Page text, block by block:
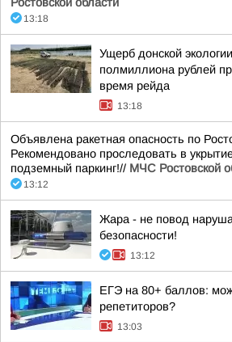
13:18
Ущерб донской
полмиллиона рублей
время рейда
13:18
Объявлена ракетная опасность по
Рекомендовано проследовать в
подземный паркинг!// МЧС Ростовской
13:12
Жара - не повод
безопасности!
13:12
ЕГЭ на 80+ баллов:
репетиторов?
13:03